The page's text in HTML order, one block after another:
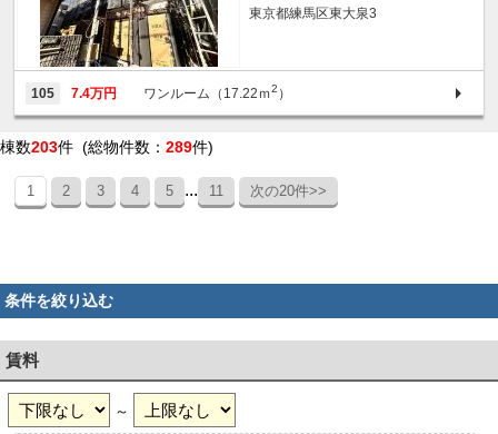
東京都練馬区東大泉3
105 7.4万円 ワンルーム（17.22ｍ2 ）
棟数203件 (総物件数： 289件)
1 2 3 4 5 ... 11 次の20件>>
条件を絞り込む
賃料
～